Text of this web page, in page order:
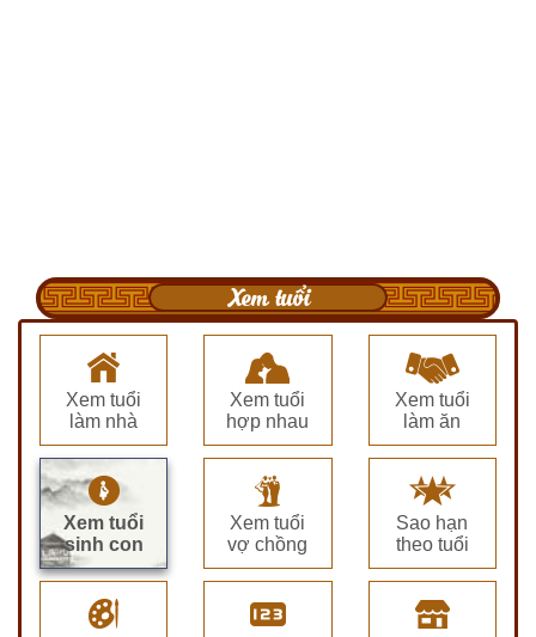
Xem tuổi
Xem tuổi
làm nhà
Xem tuổi
hợp nhau
Xem tuổi
làm ăn
Xem tuổi
sinh con
Xem tuổi
vợ chồng
Sao hạn
theo tuổi